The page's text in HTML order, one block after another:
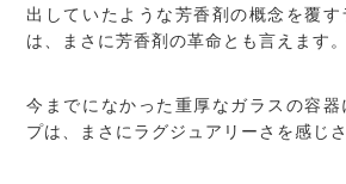
出していたような芳香剤の概念を覆
は、まさに芳香剤の革命とも言えます。
今までになかった重厚なガラスの容器
プは、まさにラグジュアリーさを感じさ